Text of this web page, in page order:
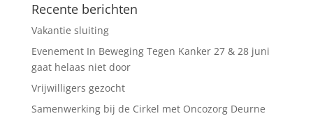
Recente berichten
Vakantie sluiting
Evenement In Beweging Tegen Kanker 27 & 28 juni
gaat helaas niet door
Vrijwilligers gezocht
Samenwerking bij de Cirkel met Oncozorg Deurne